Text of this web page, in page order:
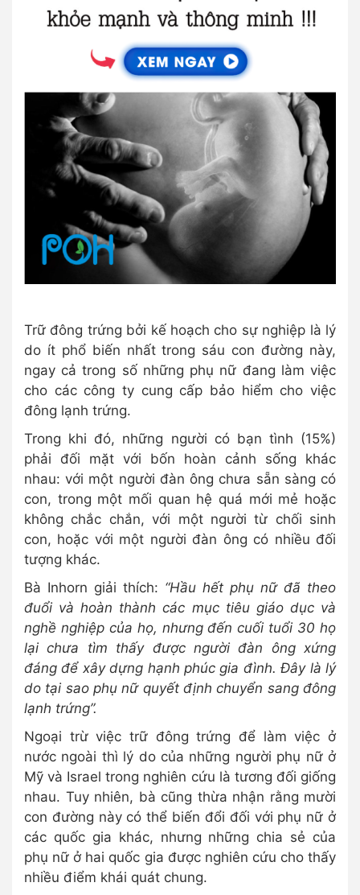
Trữ đông trứng bởi kế hoạch cho sự nghiệp là lý
do ít phổ biến nhất trong sáu con đường này,
ngay cả trong số những phụ nữ đang làm việc
cho các công ty cung cấp bảo hiểm cho việc
đông lạnh trứng.
Trong khi đó, những người có bạn tình (15%)
phải đối mặt với bốn hoàn cảnh sống khác
nhau: với một người đàn ông chưa sẵn sàng có
con, trong một mối quan hệ quá mới mẻ hoặc
không chắc chắn, với một người từ chối sinh
con, hoặc với một người đàn ông có nhiều đối
tượng khác.
Bà Inhorn giải thích: “Hầu hết phụ nữ đã theo
đuổi và hoàn thành các mục tiêu giáo dục và
nghề nghiệp của họ, nhưng đến cuối tuổi 30 họ
lại chưa tìm thấy được người đàn ông xứng
đáng để xây dựng hạnh phúc gia đình. Đây là lý
do tại sao phụ nữ quyết định chuyển sang đông
lạnh trứng”.
Ngoại trừ việc trữ đông trứng để làm việc ở
nước ngoài thì lý do của những người phụ nữ ở
Mỹ và Israel trong nghiên cứu là tương đối giống
nhau. Tuy nhiên, bà cũng thừa nhận rằng mười
con đường này có thể biến đổi đối với phụ nữ ở
các quốc gia khác, nhưng những chia sẻ của
phụ nữ ở hai quốc gia được nghiên cứu cho thấy
nhiều điểm khái quát chung.